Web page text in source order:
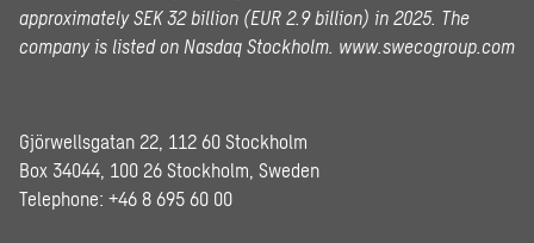
approximately SEK 32 billion (EUR 2.9 billion) in 2025. The
company is listed on Nasdaq Stockholm. www.swecogroup.com
Gjörwellsgatan 22, 112 60 Stockholm
Box 34044, 100 26 Stockholm, Sweden
Telephone: +46 8 695 60 00